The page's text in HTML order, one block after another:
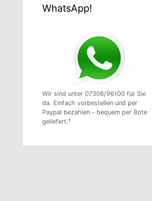
WhatsApp!
Wir sind unter 07306/96100 für Sie
da. Einfach vorbestellen und per
Paypal bezahlen - bequem per Bote
geliefert.¹